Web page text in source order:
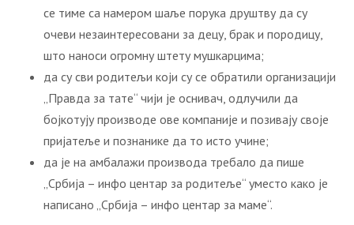
се тиме са намером шаље порука друштву да су
очеви незаинтересовани за децу, брак и породицу,
што наноси огромну штету мушкарцима;
да су сви родитељи који су се обратили организацији
„Правда за тате“ чији је оснивач, одлучили да
бојкотују производе ове компаније и позивају своје
пријатеље и познанике да то исто учине;
да је на амбалажи производа требало да пише
„Србија – инфо центар за родитеље“ уместо како је
написано „Србија – инфо центар за маме“.